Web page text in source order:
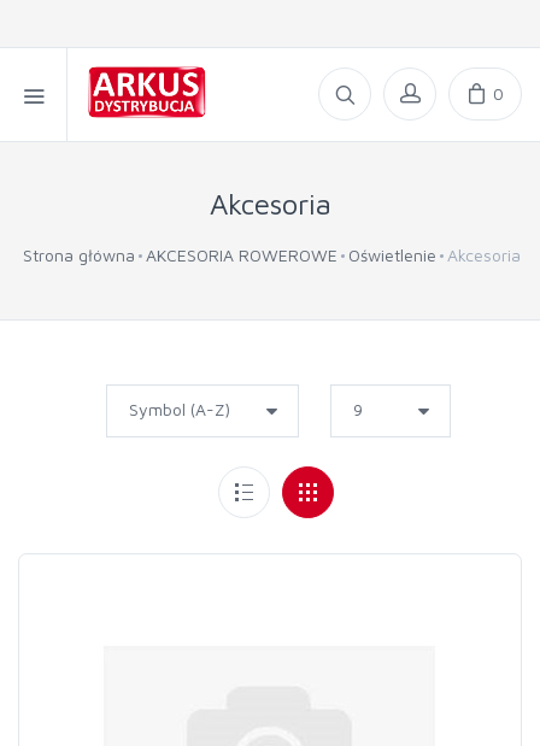
0
Akcesoria
Strona główna AKCESORIA ROWEROWE Oświetlenie Akcesoria